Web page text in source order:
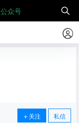
众号
关注 私信